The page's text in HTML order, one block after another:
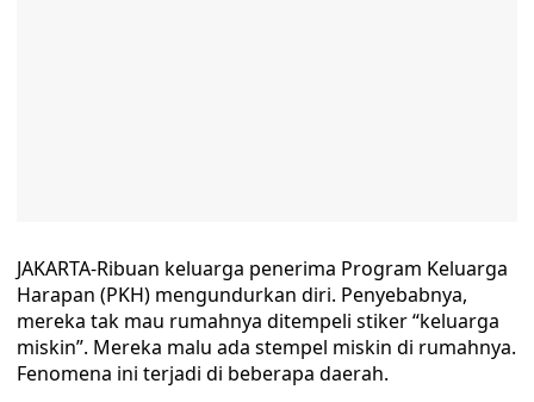
JAKARTA-Ribuan keluarga penerima Program Keluarga
Harapan (PKH) mengundurkan diri. Penyebabnya,
mereka tak mau rumahnya ditempeli stiker “keluarga
miskin”. Mereka malu ada stempel miskin di rumahnya.
Fenomena ini terjadi di beberapa daerah.